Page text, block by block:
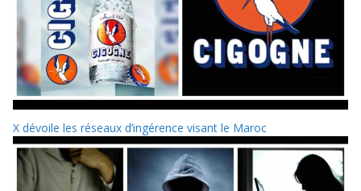
X dévoile les réseaux d’ingérence visant le Maroc